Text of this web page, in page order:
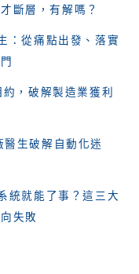
斷層，有解嗎？
：從痛點出發、落實
，破解製造業獲利
生破解自動化迷
統就能了事？這三大
失敗